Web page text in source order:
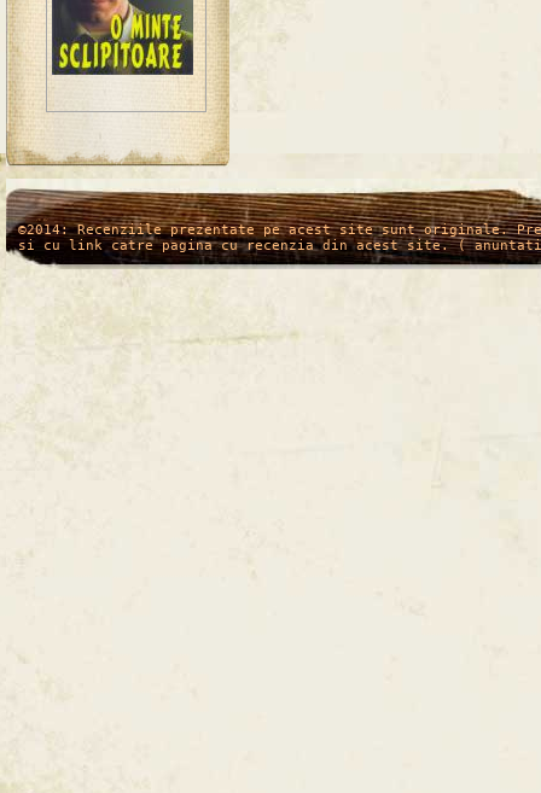
/* */
©2014: Recenziile prezentate pe acest site sunt originale.
si cu link catre pagina cu recenzia din acest site. (